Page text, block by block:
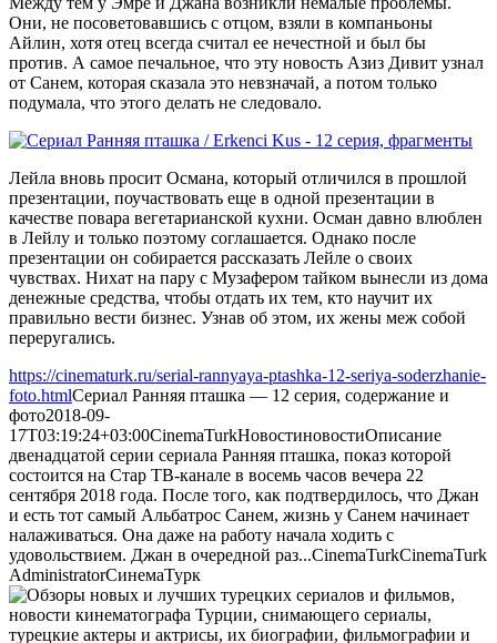
Они, не посоветовавшись с отцом, взяли в компаньоны
Айлин, хотя отец всегда считал ее нечестной и был бы
против. А самое печальное, что эту новость Азиз Дивит узнал
от Санем, которая сказала это невзначай, а потом только
подумала, что этого делать не следовало.
Лейла вновь просит Османа, который отличился в прошлой
презентации, поучаствовать еще в одной презентации в
качестве повара вегетарианской кухни. Осман давно влюблен
в Лейлу и только поэтому соглашается. Однако после
презентации он собирается рассказать Лейле о своих
чувствах. Нихат на пару с Музафером тайком вынесли из дома
денежные средства, чтобы отдать их тем, кто научит их
правильно вести бизнес. Узнав об этом, их жены меж собой
переругались.
https://cinematurk.ru/serial-rannyaya-ptashka-12-seriya-soderzhanie-
foto.htmlСериал Ранняя пташка — 12 серия, содержание и
фото2018-09-
17T03:19:24+03:00CinemaTurkНовостиновостиОписание
двенадцатой серии сериала Ранняя пташка, показ которой
состоится на Стар ТВ-канале в восемь часов вечера 22
сентября 2018 года. После того, как подтвердилось, что Джан
и есть тот самый Альбатрос Санем, жизнь у Санем начинает
налаживаться. Она даже на работу начала ходить с
удовольствием. Джан в очередной раз...CinemaTurkCinemaTurk
AdministratorСинемаТурк